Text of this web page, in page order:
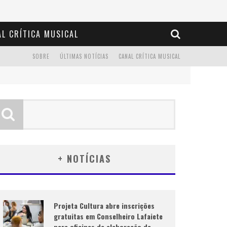
CRÍTICA MUSICAL
CANAL CRÍTICA MUSICAL
ÚLTIMAS NOTÍCIAS
SOBRE
+ NOTÍCIAS
Projeta Cultura abre inscrições
gratuitas em Conselheiro Lafaiete